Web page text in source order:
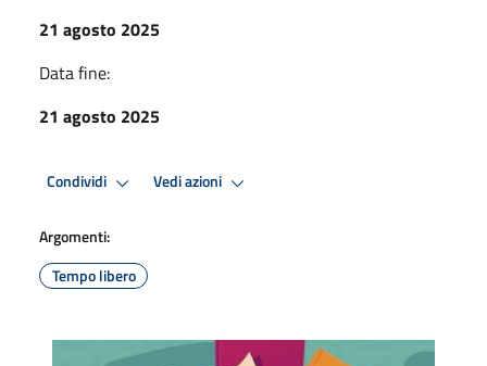
21 agosto 2025
Data fine:
21 agosto 2025
Condividi Vedi azioni
Argomenti:
Tempo libero